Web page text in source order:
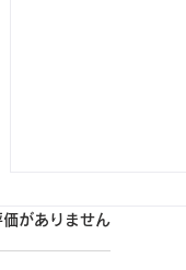
されています。
価がありません